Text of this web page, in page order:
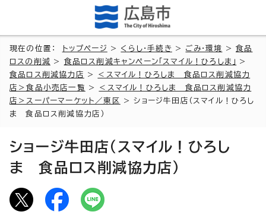
現在の位置： トップページ > くらし・手続き > ごみ・環境 >食品
ロスの削減 > 食品ロス削減キャンペーン「スマイル！ひろしま」
>
食品ロス削減協力店
>
＜スマイル！ひろしま 食品ロス削減協力
店＞食品小売店一覧
>
＜スマイル！ひろしま 食品ロス削減協力
店＞スーパーマーケット／東区
> ショージ牛田店（スマイル！ひろし
ま 食品ロス削減協力店）
ショージ牛田店（スマイル！ひろし
ま 食品ロス削減協力店）